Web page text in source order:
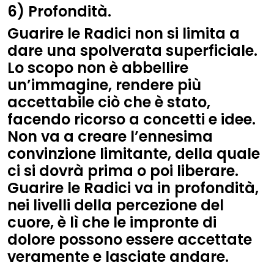
6) Profondità.
Guarire le Radici non si limita a
dare una spolverata superficiale.
Lo scopo non è abbellire
un’immagine, rendere più
accettabile ciò che è stato,
facendo ricorso a concetti e idee.
Non va a creare l’ennesima
convinzione limitante, della quale
ci si dovrà prima o poi liberare.
Guarire le Radici va in profondità,
nei livelli della percezione del
cuore, è lì che le impronte di
dolore possono essere accettate
veramente e lasciate andare.